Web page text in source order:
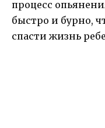
процесс
быстро и бурно,
спасти жизнь